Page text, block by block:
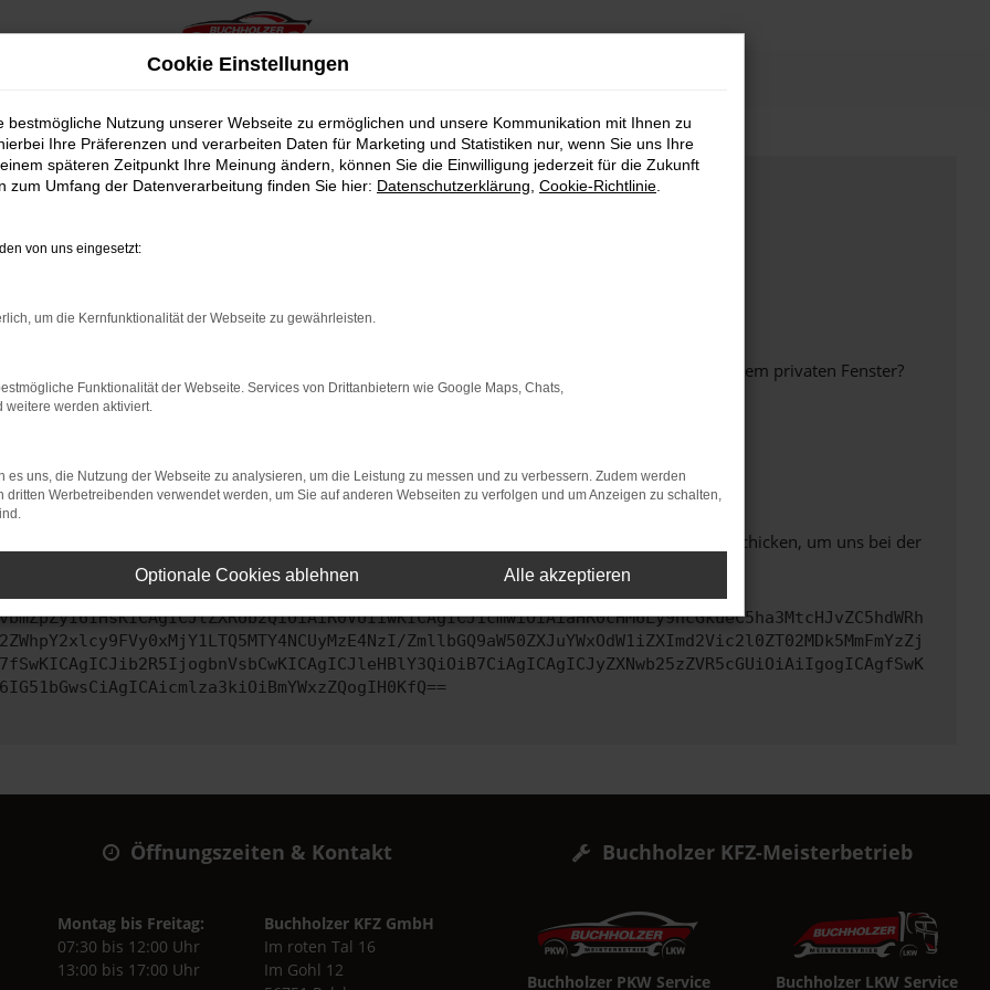
bestimmter Seiten verhindern. Funktioniert die Seite in einem anderen Browser oder in einem privaten Fenster?
beheben.
auf dem neuesten Stand sind.
kann auch dazu führen, dass bestimmte Funktionen nicht mehr unterstützt werden.
uns bitte. Wir werden versuchen, das Problem zu beheben. Du kannst uns diesen Text schicken, um uns bei der
ZmllbGQ9aW50ZXJuYWxOdW1iZXImd2Vic2l0ZT02MDk5MmFmYzZj
Öffnungszeiten & Kontakt
Montag bis Freitag:
07:30 bis 12:00 Uhr
13:00 bis 17:00 Uhr
Buchholzer KFZ GmbH
Im roten Tal 16
Im Gohl 12
Buchholzer KFZ-Meisterbetrieb
Buchholzer PKW Service Buchholzer LKW Service
Cookie Einstellungen
bestmögliche Nutzung unserer Webseite zu ermöglichen und unsere Kommunikation mit Ihnen zu
Ihre Präferenzen und verarbeiten Daten für Marketing und Statistiken nur, wenn Sie uns Ihre
späteren Zeitpunkt Ihre Meinung ändern, können Sie die Einwilligung jederzeit für die Zukunft
zum Umfang der Datenverarbeitung finden Sie hier: Datenschutzerklärung Cookie-Richtlinie
von uns eingesetzt:
um die Kernfunktionalität der Webseite zu gewährleisten.
Funktionalität der Webseite. Services von Drittanbietern wie Google Maps, Chats,
weitere werden aktiviert.
es uns, die Nutzung der Webseite zu analysieren, um die Leistung zu messen und zu verbessern. Zudem werden
dritten Werbetreibenden verwendet werden, um Sie auf anderen Webseiten zu verfolgen und um Anzeigen zu schalten,
Optionale Cookies ablehnen Alle akzeptieren